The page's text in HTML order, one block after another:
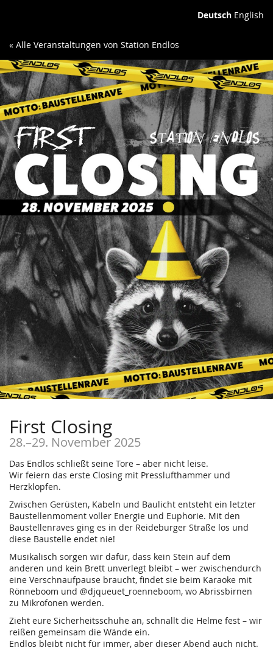
Deutsch English
« Alle Veranstaltungen von Station Endlos
First Closing
28.–29. November 2025
Das Endlos schließt seine Tore – aber nicht leise.
Wir feiern das erste Closing mit Presslufthammer und
Herzklopfen.
Zwischen Gerüsten, Kabeln und Baulicht entsteht ein letzter
Baustellenmoment voller Energie und Euphorie. Mit den
Baustellenraves ging es in der Reideburger Straße los und
diese Baustelle endet nie!
Musikalisch sorgen wir dafür, dass kein Stein auf dem
anderen und kein Brett unverlegt bleibt – wer zwischendurch
eine Verschnaufpause braucht, findet sie beim Karaoke mit
Rönneboom und @djqueuet_roenneboom, wo Abrissbirnen
zu Mikrofonen werden.
Zieht eure Sicherheitsschuhe an, schnallt die Helme fest – wir
reißen gemeinsam die Wände ein.
Endlos bleibt nicht für immer, aber dieser Abend auch nicht.